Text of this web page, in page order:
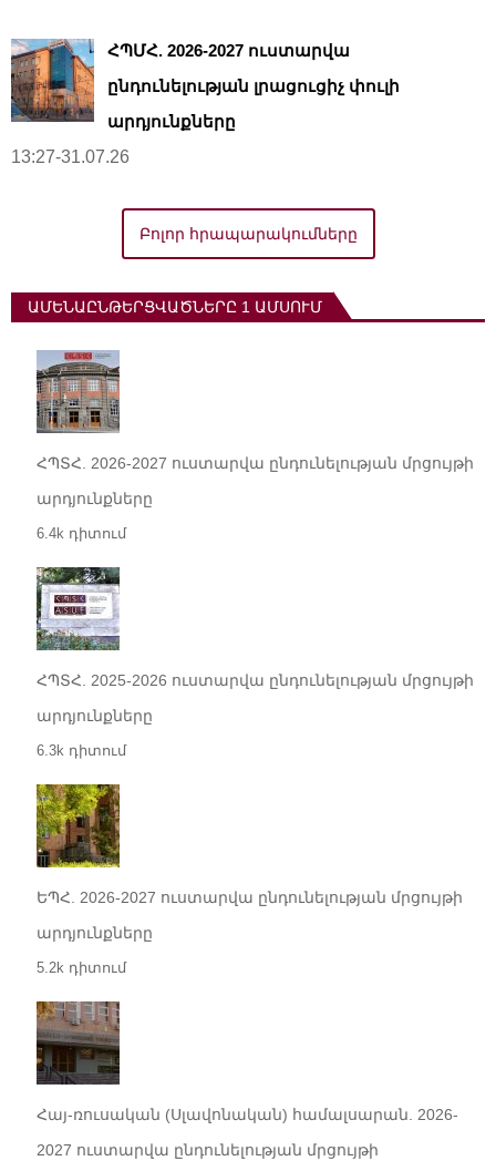
ՀՊՄՀ. 2026-2027 ուստարվա
ընդունելության լրացուցիչ փուլի
արդյունքները
13:27-31.07.26
Բոլոր հրապարակումները
ԱՄԵՆԱԸՆԹԵՐՑՎԱԾՆԵՐԸ 1 ԱՄՍՈՒՄ
ՀՊՏՀ. 2026-2027 ուստարվա ընդունելության մրցույթի
արդյունքները
6.4k դիտում
ՀՊՏՀ. 2025-2026 ուստարվա ընդունելության մրցույթի
արդյունքները
6.3k դիտում
ԵՊՀ. 2026-2027 ուստարվա ընդունելության մրցույթի
արդյունքները
5.2k դիտում
Հայ-ռուսական (Սլավոնական) համալսարան. 2026-
2027 ուստարվա ընդունելության մրցույթի